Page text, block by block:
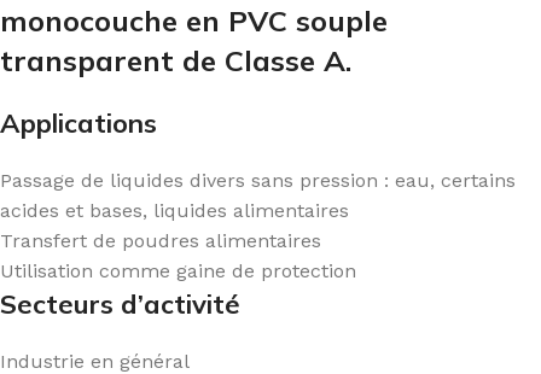
monocouche en PVC souple
transparent de Classe A.
Applications
Passage de liquides divers sans pression : eau, certains
acides et bases, liquides alimentaires
Transfert de poudres alimentaires
Utilisation comme gaine de protection
Secteurs d’activité
Industrie en général